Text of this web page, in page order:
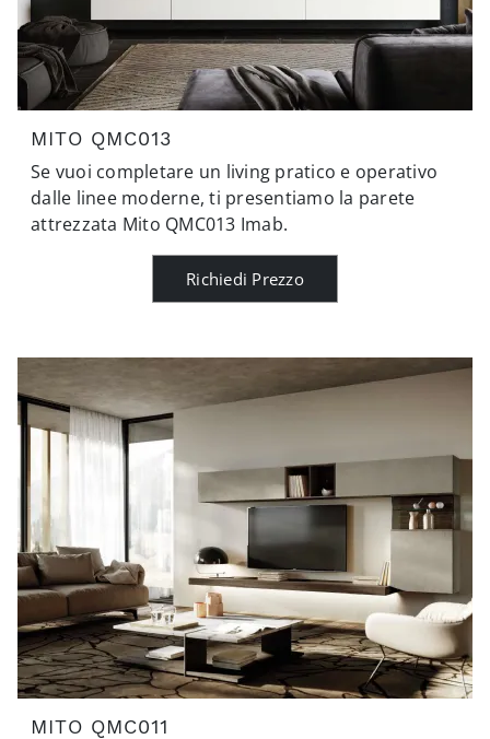
MITO QMC013
Se vuoi completare un living pratico e operativo
dalle linee moderne, ti presentiamo la parete
attrezzata Mito QMC013 Imab.
Richiedi Prezzo
MITO QMC011